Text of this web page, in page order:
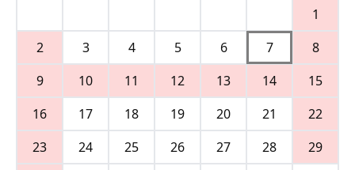
1
2
3 4 5 6 7
8
9
10 11 12 13 14
15
16
17 18 19 20 21
22
23
24 25 26 27 28
29